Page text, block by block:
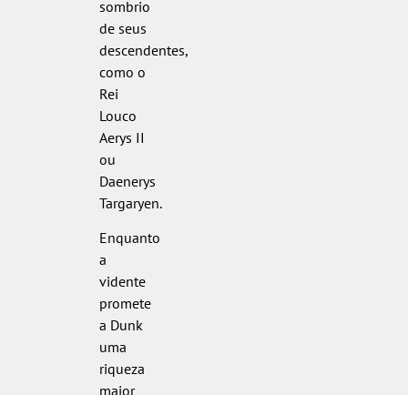
sombrio
de seus
descendentes,
como o
Rei
Louco
Aerys II
ou
Daenerys
Targaryen.
Enquanto
a
vidente
promete
a Dunk
uma
riqueza
maior